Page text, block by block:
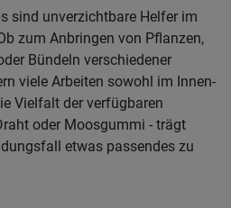
sind unverzichtbare Helfer im
zum Anbringen von Pflanzen,
Bündeln verschiedener
viele Arbeiten sowohl im Innen-
Vielfalt der verfügbaren
oder Moosgummi - trägt
etwas passendes zu